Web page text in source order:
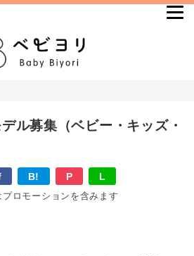
ル募集（ベビー・キッズ・
B! P L
プロモーションを含みます